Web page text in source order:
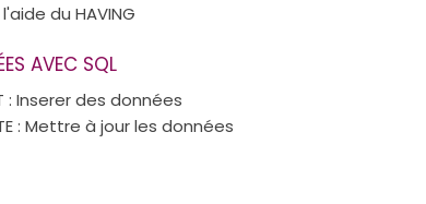
du HAVING
AVEC SQL
: Inserer des données
: Mettre à jour les données